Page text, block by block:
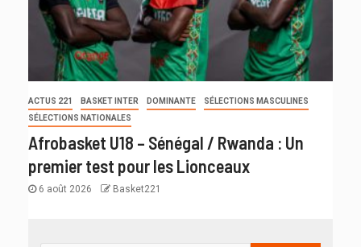
ACTUS 221 BASKET INTER DOMINANTE
SÉLECTIONS MASCULINES
SÉLECTIONS NATIONALES
Afrobasket U18 – Sénégal / Rwanda : Un
premier test pour les Lionceaux
6 août 2026 Basket221